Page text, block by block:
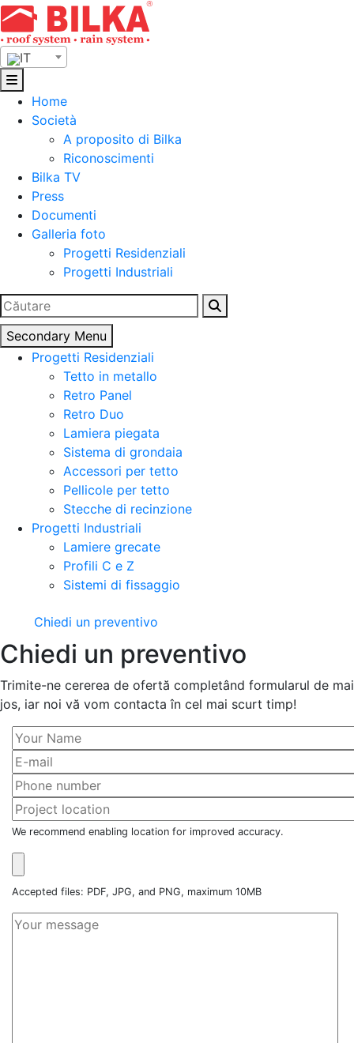
Skip
to
content
IT
Home
Società
A proposito di Bilka
Riconoscimenti
Bilka TV
Press
Documenti
Galleria foto
Progetti Residenziali
Progetti Industriali
Ricerca
per:
Secondary Menu
Progetti Residenziali
Tetto in metallo
Retro Panel
Retro Duo
Lamiera piegata
Sistema di grondaia
Accessori per tetto
Pellicole per tetto
Stecche di recinzione
Progetti Industriali
Lamiere grecate
Profili C e Z
Sistemi di fissaggio
Chiedi un preventivo
Chiedi un preventivo
Trimite-ne cererea de ofertă completând formularul de mai
jos, iar noi vă vom contacta în cel mai scurt timp!
We recommend enabling location for improved accuracy.
Accepted files: PDF, JPG, and PNG, maximum 10MB